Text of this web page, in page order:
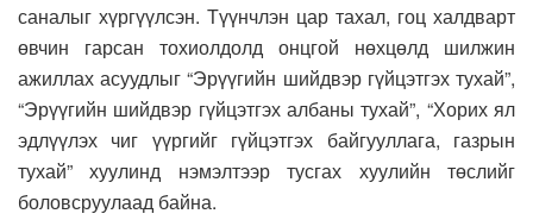
саналыг хүргүүлсэн. Түүнчлэн цар тахал, гоц халдварт
өвчин гарсан тохиолдолд онцгой нөхцөлд шилжин
ажиллах асуудлыг “Эрүүгийн шийдвэр гүйцэтгэх тухай”,
“Эрүүгийн шийдвэр гүйцэтгэх албаны тухай”, “Хорих ял
эдлүүлэх чиг үүргийг гүйцэтгэх байгууллага, газрын
тухай” хуулинд нэмэлтээр тусгах хуулийн төслийг
боловсруулаад байна.